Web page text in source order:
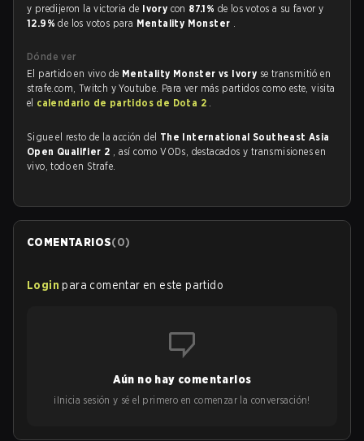
y predijeron la victoria de Ivory con 87.1% de los votos a su favor y
12.9%de los votos para Mentality Monster .
Dónde ver
El partido en vivo de Mentality Monster vs Ivory se transmitió en
strafe.com, Twitch y Youtube. Para ver más partidos como este, visita
el calendario de partidos de Dota 2 .
Sigue el resto de la acción del The International Southeast Asia
Open Qualifier 2 , así como VODs, destacados y transmisiones en
vivo, todo en Strafe.
COMENTARIOS(0)
Login para comentar en este partido
Aún no hay comentarios
¡Inicia sesión y sé el primero en comenzar la conversación!